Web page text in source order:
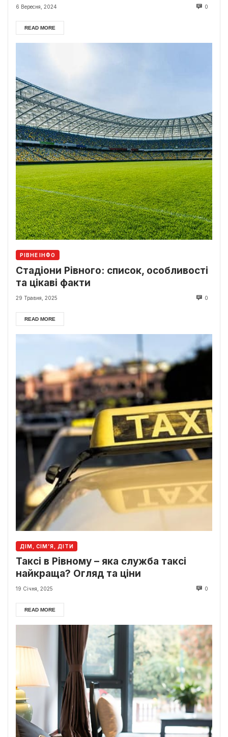
6 Вересня, 2024 0
READ MORE
РІВНЕ ІНФО
Стадіони Рівного: список, особливості
та цікаві факти
29 Травня, 2025 0
READ MORE
ДІМ, СІМ’Я, ДІТИ
Таксі в Рівному – яка служба таксі
найкраща? Огляд та ціни
19 Січня, 2025 0
READ MORE